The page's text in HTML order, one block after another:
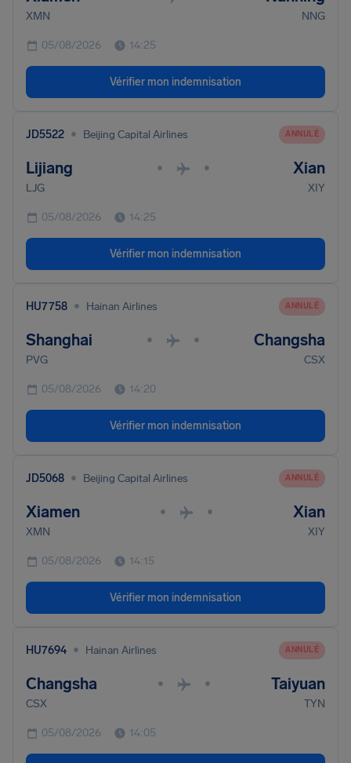
XMN NNG
05/08/2026 14:25
Vérifier mon indemnisation
JD5522 • Beijing Capital Airlines ANNULÉ
Lijiang • • Xian
LJG XIY
05/08/2026 14:25
Vérifier mon indemnisation
HU7758 • Hainan Airlines ANNULÉ
Shanghai • • Changsha
PVG CSX
05/08/2026 14:20
Vérifier mon indemnisation
JD5068 • Beijing Capital Airlines ANNULÉ
Xiamen • • Xian
XMN XIY
05/08/2026 14:15
Vérifier mon indemnisation
HU7694 • Hainan Airlines ANNULÉ
Changsha • • Taiyuan
CSX TYN
05/08/2026 14:05